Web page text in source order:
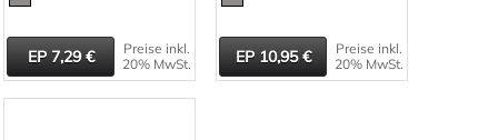
7,29
Preise inkl.
20% MwSt.
10,95
Preise inkl.
20% MwSt.